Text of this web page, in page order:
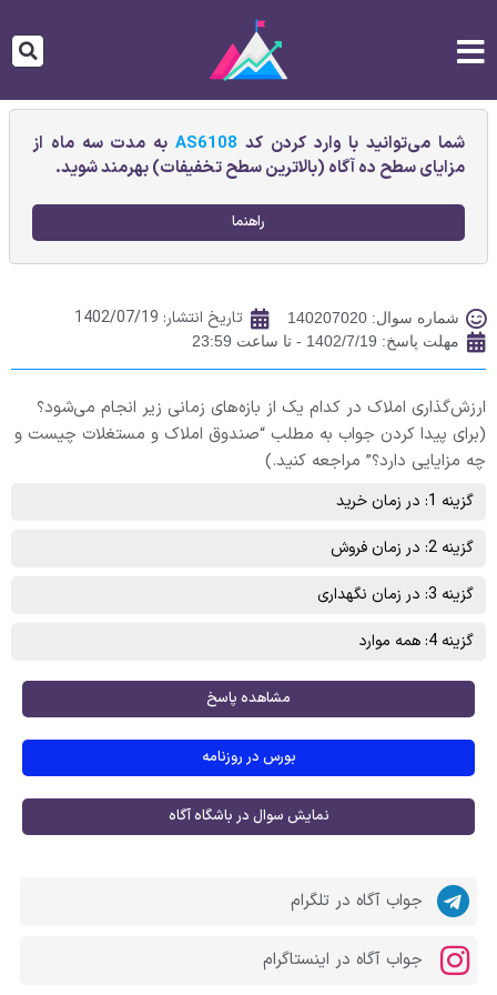
شما می‌توانید با وارد کردن کد AS6108به مدت سه ماه از
مزایای سطح ده آگاه (بالاترین سطح تخفیفات) بهرمند شوید.
راهنما
شماره سوال: 140207020 تاریخ انتشار: 1402/07/19
مهلت پاسخ: 1402/7/19 - تا ساعت 23:59
ارزش‌گذاری املاک در کدام یک از بازه‌های زمانی زیر انجام می‌شود؟
(برای پیدا کردن جواب به مطلب “صندوق املاک و مستغلات چیست و
چه مزایایی دارد؟” مراجعه کنید.)
گزینه 1: در زمان خرید
گزینه 2: در زمان فروش
گزینه 3: در زمان نگهداری
گزینه 4: همه موارد
مشاهده پاسخ
بورس در روزنامه
نمایش سوال در باشگاه آگاه
جواب آگاه در تلگرام
جواب آگاه در اینستاگرام